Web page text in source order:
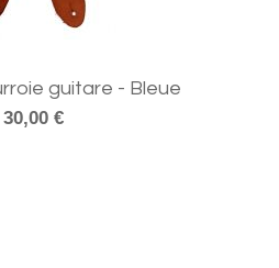
guitare - Bleue
30,00 €